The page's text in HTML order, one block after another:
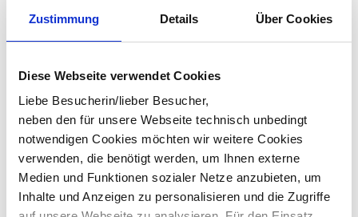
Zustimmung Details Über Cookies
Diese Webseite verwendet Cookies
Liebe Besucherin/lieber Besucher,
neben den für unsere Webseite technisch unbedingt
notwendigen Cookies möchten wir weitere Cookies
verwenden, die benötigt werden, um Ihnen externe
Medien und Funktionen sozialer Netze anzubieten, um
Inhalte und Anzeigen zu personalisieren und die Zugriffe